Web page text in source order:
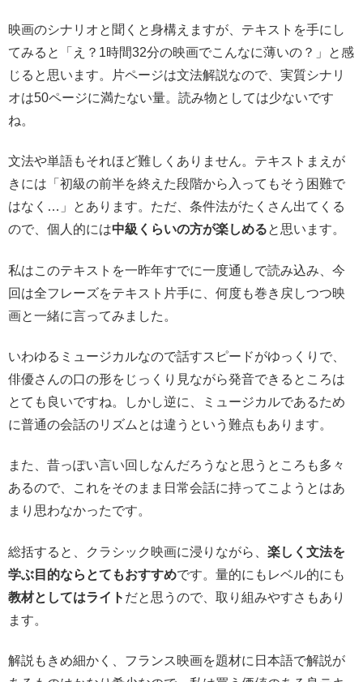
映画のシナリオと聞くと身構えますが、テキストを手にし
てみると「え？1時間32分の映画でこんなに薄いの？」と感
じると思います。片ページは文法解説なので、実質シナリ
オは50ページに満たない量。読み物としては少ないです
ね。
文法や単語もそれほど難しくありません。テキストまえが
きには「初級の前半を終えた段階から入ってもそう困難で
はなく…」とあります。ただ、条件法がたくさん出てくる
ので、個人的には中級くらいの方が楽しめると思います。
私はこのテキストを一昨年すでに一度通しで読み込み、今
回は全フレーズをテキスト片手に、何度も巻き戻しつつ映
画と一緒に言ってみました。
いわゆるミュージカルなので話すスピードがゆっくりで、
俳優さんの口の形をじっくり見ながら発音できるところは
とても良いですね。しかし逆に、ミュージカルであるため
に普通の会話のリズムとは違うという難点もあります。
また、昔っぽい言い回しなんだろうなと思うところも多々
あるので、これをそのまま日常会話に持ってこようとはあ
まり思わなかったです。
総括すると、クラシック映画に浸りながら、 楽しく文法を
学ぶ目的ならとてもおすすめです。量的にもレベル的にも
教材としてはライト だと思うので、取り組みやすさもあり
ます。
解説もきめ細かく、フランス映画を題材に日本語で解説が